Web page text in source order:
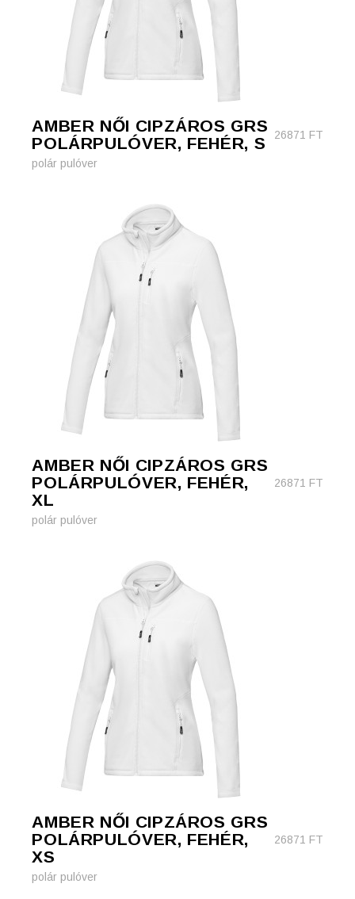
AMBER NŐI CIPZÁROS GRS
POLÁRPULÓVER, FEHÉR, S
26871 FT
polár pulóver
AMBER NŐI CIPZÁROS GRS
POLÁRPULÓVER, FEHÉR,
XL
26871 FT
polár pulóver
AMBER NŐI CIPZÁROS GRS
POLÁRPULÓVER, FEHÉR,
XS
26871 FT
polár pulóver